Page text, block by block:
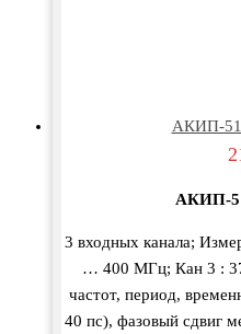
АКИП-
АКИП-
3 входных канала;
… 400 МГц; Кан 3 :
частот, период,
40 пс), фазовый сдвиг